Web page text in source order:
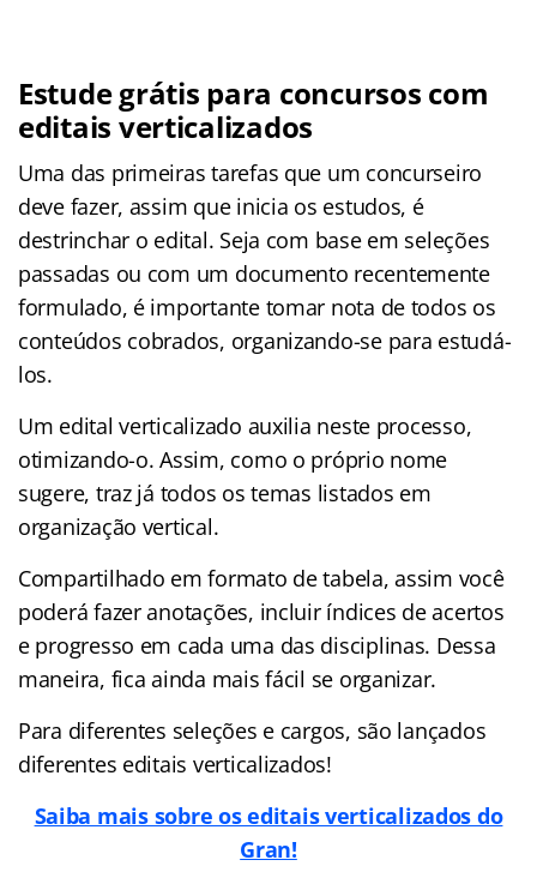
Estude grátis para concursos com
editais verticalizados
Uma das primeiras tarefas que um concurseiro
deve fazer, assim que inicia os estudos, é
destrinchar o edital. Seja com base em seleções
passadas ou com um documento recentemente
formulado, é importante tomar nota de todos os
conteúdos cobrados, organizando-se para estudá-
los.
Um edital verticalizado auxilia neste processo,
otimizando-o. Assim, como o próprio nome
sugere, traz já todos os temas listados em
organização vertical.
Compartilhado em formato de tabela, assim você
poderá fazer anotações, incluir índices de acertos
e progresso em cada uma das disciplinas. Dessa
maneira, fica ainda mais fácil se organizar.
Para diferentes seleções e cargos, são lançados
diferentes editais verticalizados!
Saiba mais sobre os editais verticalizados do
Gran!